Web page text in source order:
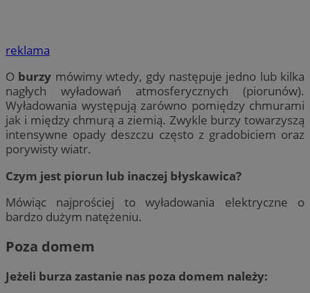
reklama
O burzy mówimy wtedy, gdy następuje jedno lub kilka
nagłych wyładowań atmosferycznych (piorunów).
Wyładowania występują zarówno pomiędzy chmurami
jak i między chmurą a ziemią. Zwykle burzy towarzyszą
intensywne opady deszczu często z gradobiciem oraz
porywisty wiatr.
Czym jest piorun lub inaczej błyskawica?
Mówiąc najprościej to wyładowania elektryczne o
bardzo dużym natężeniu.
Poza domem
Jeżeli burza zastanie nas poza domem należy: